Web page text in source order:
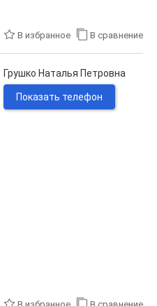
В избранное В сравнение
Грушко Наталья Петровна
Показать телефон